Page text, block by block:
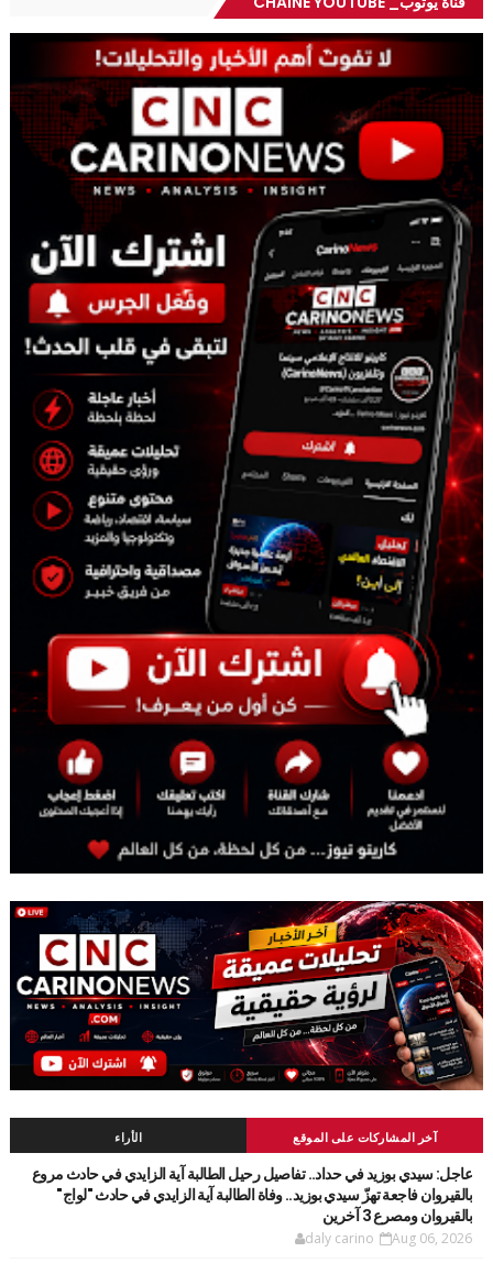
آخر المشاركات على الموقع الأراء
عاجل: سيدي بوزيد في حداد.. تفاصيل رحيل الطالبة آية الزايدي في حادث مروع
بالقيروان فاجعة تهزّ سيدي بوزيد.. وفاة الطالبة آية الزايدي في حادث "لواج"
بالقيروان ومصرع 3 آخرين
daly carino Aug 06, 2026